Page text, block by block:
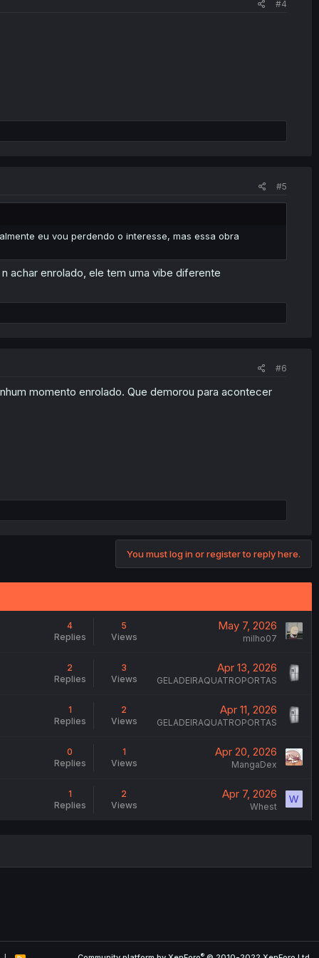
#4
#5
eu vou perdendo o interesse, mas essa obra
achar enrolado, ele tem uma vibe diferente
#6
momento enrolado. Que demorou para acontecer
You must log in or register to reply here.
4
Replies
5
Views
May 7, 2026
milho07
2
Replies
3
Views
Apr 13, 2026
GELADEIRAQUATROPORTAS
1
Replies
2
Views
Apr 11, 2026
GELADEIRAQUATROPORTAS
0
Replies
1
Views
Apr 20, 2026
MangaDex
1
Replies
2
Views
Apr 7, 2026
Whest
W
®